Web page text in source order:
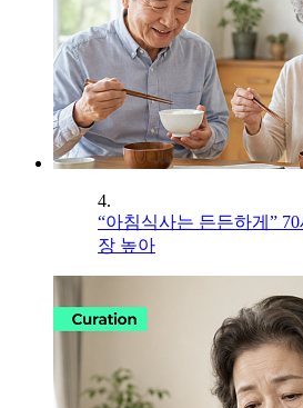
4.
“아침식사는 든든하게”
장 높아